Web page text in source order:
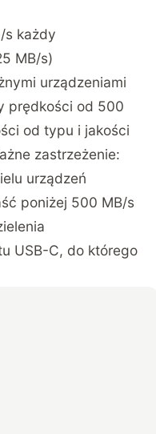
s każdy
MB/s)
urządzeniami
prędkości od 500
od typu i jakości
zastrzeżenie:
urządzeń
poniżej 500 MB/s
USB-C, do którego